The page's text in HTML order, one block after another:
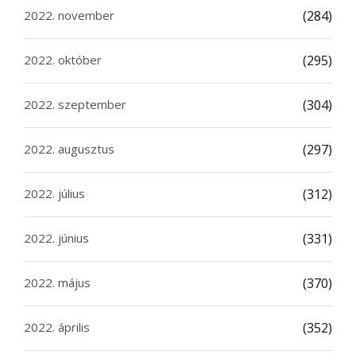
2022. november (284)
2022. október (295)
2022. szeptember (304)
2022. augusztus (297)
2022. július (312)
2022. június (331)
2022. május (370)
2022. április (352)